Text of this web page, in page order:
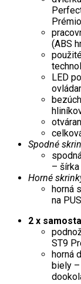
(ABS
LED
Spodné
–
Horné
horná
na
2 x
ST9
horná
biely –